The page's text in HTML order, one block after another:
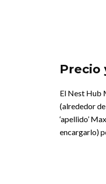
Precio
El Nest Hub
(alrededor
‘apellido’
encargarlo)